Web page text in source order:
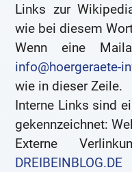
Links zur
wie bei diesem
Wenn eine
info@hoergeraete-
wie in dieser Zeile.
Interne Links sind
gekennzeichnet:
Externe
DREIBEINBLOG.DE